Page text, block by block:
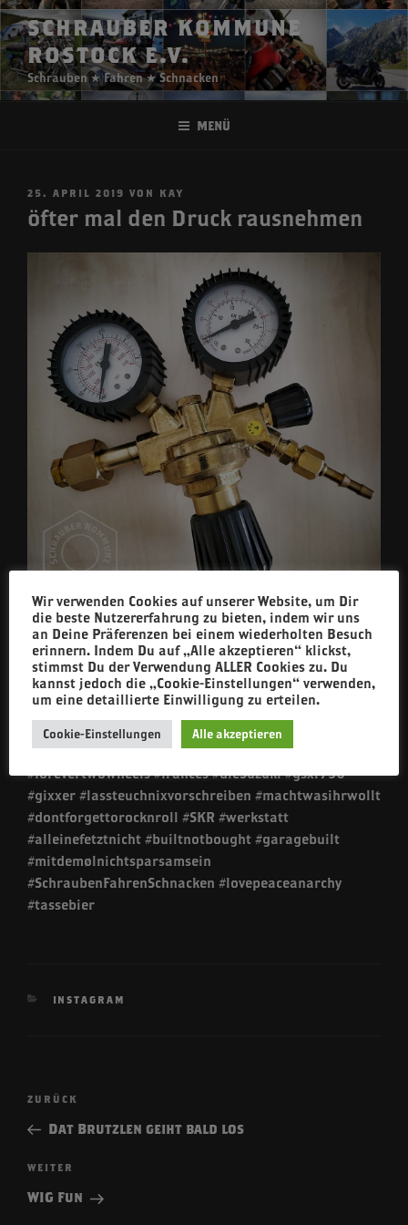
Zum
Inhalt
springen
SCHRAUBER KOMMUNE
ROSTOCK E.V.
Schrauben ★ Fahren ★ Schnacken
Menü
VERÖFFENTLICHT
AM
25. APRIL 2019 VON KAY
öfter mal den Druck rausnehmen
Jetzt kann #derKay endlich den Druck rausnehmen
#druckminderer #hurrahurradiepostistda
#wasmachterda #argon #tig #welding #edelstahl
#stainlesssteel #aluminium #WIG #schweißen #ftw
#forevertwowheels #frances #dieSuzuki #gsxr750
#gixxer #lassteuchnixvorschreiben #machtwasihrwollt
#dontforgettorocknroll #SKR #werkstatt
#alleinefetztnicht #builtnotbought #garagebuilt
#mitdemølnichtsparsamsein
#SchraubenFahrenSchnacken #lovepeaceanarchy
#tassebier
KATEGORIEN
INSTAGRAM
Beitragsnavigation
Vorheriger
Beitrag
ZURÜCK
Dat Brutzlen geiht bald los
Nächster
Beitrag
WEITER
WIG Fun
Wir verwenden Cookies auf unserer Website, um Dir
die beste Nutzererfahrung zu bieten, indem wir uns
an Deine Präferenzen bei einem wiederholten Besuch
erinnern. Indem Du auf „Alle akzeptieren“ klickst,
stimmst Du der Verwendung ALLER Cookies zu. Du
kannst jedoch die „Cookie-Einstellungen“ verwenden,
um eine detaillierte Einwilligung zu erteilen.
Cookie-Einstellungen Alle akzeptieren